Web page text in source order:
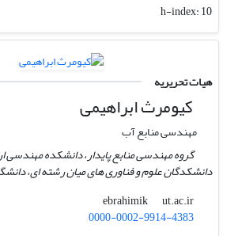
h-index:10
هیات تحریریه
کیومرث ابراهیمی
مهندسی منابع آب
گروه مهندسی منابع پایدار، دانشکده مهندسی
دانشکدگان علوم و فناوری های میان رشته ای،
ebrahimik
ut.ac.ir
0000-0002-9914-4383